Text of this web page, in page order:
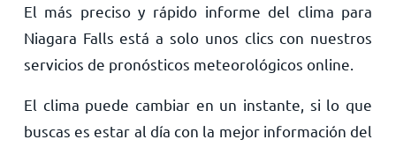
El más preciso y rápido informe del clima para
Niagara Falls está a solo unos clics con nuestros
servicios de pronósticos meteorológicos online.
El clima puede cambiar en un instante, si lo que
buscas es estar al día con la mejor información del